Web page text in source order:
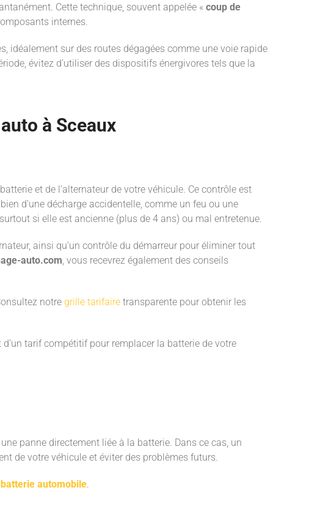
Cette technique, souvent appelée « coup de
internes.
idéalement sur des routes dégagées comme une voie rapide
évitez d’utiliser des dispositifs énergivores tels que la
à Sceaux
et de l’alternateur de votre véhicule. Ce contrôle est
d’une décharge accidentelle, comme un feu ou une
si elle est ancienne (plus de 4 ans) ou mal entretenue.
ainsi qu’un contrôle du démarreur pour éliminer tout
auto.com, vous recevrez également des conseils
notre grille tarifaire transparente pour obtenir les
tarif compétitif pour remplacer la batterie de votre
panne directement liée à la batterie. Dans ce cas, un
de votre véhicule et éviter des problèmes futurs.
automobile.